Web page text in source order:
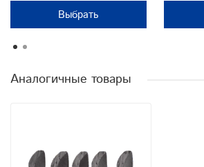
Выбрать
Аналогичные товары